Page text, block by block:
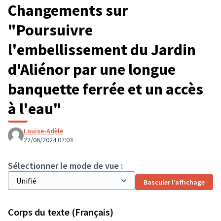
Changements sur
"Poursuivre
l'embellissement du Jardin
d'Aliénor par une longue
banquette ferrée et un accès
à l'eau"
Louise-Adèle
22/06/2024 07:03
Sélectionner le mode de vue :
Basculer l’affichage
Corps du texte (Français)